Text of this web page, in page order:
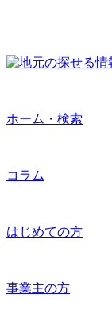
ホーム・検索
コラム
はじめての方
事業主の方